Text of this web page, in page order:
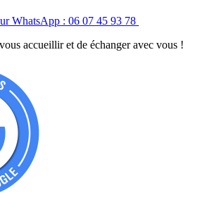
WhatsApp : 06 07 45 93 78
accueillir et de échanger avec vous !